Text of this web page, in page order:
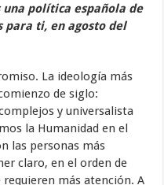
una política española de
para ti, en agosto del
La ideología más
de siglo:
y universalista
la Humanidad en el
las personas más
claro, en el orden de
más atención. A